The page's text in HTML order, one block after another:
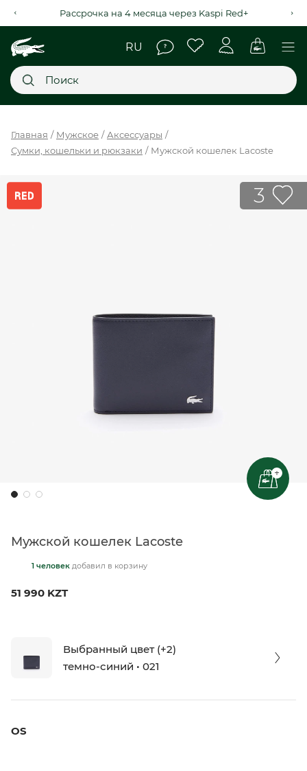
Рассрочка на 4 месяца через Kaspi Red+
НОВИНКИ
SALE
Главная Мужское
Аксессуары
Сумки, кошельки и рюкзаки
Мужской кошелек Lacoste
3
+
Мужской кошелек Lacoste
1 человек добавил в корзину
51 990 KZT
Выбранный цвет (+2)
темно-синий • 021
OS